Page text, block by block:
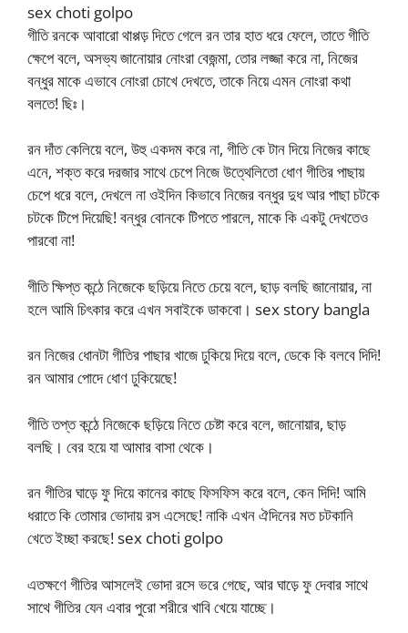
sex choti golpo
গীতি রনকে আবারো থাপ্পড় দিতে গেলে রন তার হাত ধরে ফেলে, তাতে গীতি
ক্ষেপে বলে, অসভ্য জানোয়ার নোংরা বেজন্মা, তোর লজ্জা করে না, নিজের
বন্ধুর মাকে এভাবে নোংরা চোখে দেখতে, তাকে নিয়ে এমন নোংরা কথা
বলতে! ছিঃ।
রন দাঁত কেলিয়ে বলে, উহু একদম করে না, গীতি কে টান দিয়ে নিজের কাছে
এনে, শক্ত করে দরজার সাথে চেপে নিজে উত্থেলিতো ধোণ গীতির পাছায়
চেপে ধরে বলে, দেখলে না ওইদিন কিভাবে নিজের বন্ধুর দুধ আর পাছা চটকে
চটকে টিপে দিয়েছি! বন্ধুর বোনকে টিপতে পারলে, মাকে কি একটু দেখতেও
পারবো না!
গীতি ক্ষিপ্ত কন্ঠে নিজেকে ছড়িয়ে নিতে চেয়ে বলে, ছাড় বলছি জানোয়ার, না
হলে আমি চিৎকার করে এখন সবাইকে ডাকবো। sex story bangla
রন নিজের ধোনটা গীতির পাছার খাজে ঢুকিয়ে দিয়ে বলে, ডেকে কি বলবে দিদি!
রন আমার পোদে ধোণ ঢুকিয়েছে!
গীতি তপ্ত কন্ঠে নিজেকে ছড়িয়ে নিতে চেষ্টা করে বলে, জানোয়ার, ছাড়
বলছি। বের হয়ে যা আমার বাসা থেকে।
রন গীতির ঘাড়ে ফু দিয়ে কানের কাছে ফিসফিস করে বলে, কেন দিদি! আমি
ধরাতে কি তোমার ভোদায় রস এসেছে! নাকি এখন ঐদিনের মত চটকানি
খেতে ইচ্ছা করছে! sex choti golpo
এতক্ষণে গীতির আসলেই ভোদা রসে ভরে গেছে, আর ঘাড়ে ফু দেবার সাথে
সাথে গীতির যেন এবার পুরো শরীরে খাবি খেয়ে যাচ্ছে।